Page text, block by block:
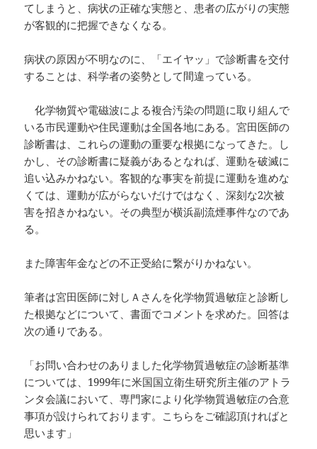
てしまうと、病状の正確な実態と、患者の広がりの実態
が客観的に把握できなくなる。
病状の原因が不明なのに、「エイヤッ」で診断書を交付
することは、科学者の姿勢として間違っている。
化学物質や電磁波による複合汚染の問題に取り組んで
いる市民運動や住民運動は全国各地にある。宮田医師の
診断書は、これらの運動の重要な根拠になってきた。し
かし、その診断書に疑義があるとなれば、運動を破滅に
追い込みかねない。客観的な事実を前提に運動を進めな
くては、運動が広がらないだけではなく、深刻な2次被
害を招きかねない。その典型が横浜副流煙事件なのであ
る。
また障害年金などの不正受給に繋がりかねない。
筆者は宮田医師に対しＡさんを化学物質過敏症と診断し
た根拠などについて、書面でコメントを求めた。回答は
次の通りである。
「お問い合わせのありました化学物質過敏症の診断基準
については、1999年に米国国立衛生研究所主催のアトラ
ンタ会議において、専門家により化学物質過敏症の合意
事項が設けられております。こちらをご確認頂ければと
思います」